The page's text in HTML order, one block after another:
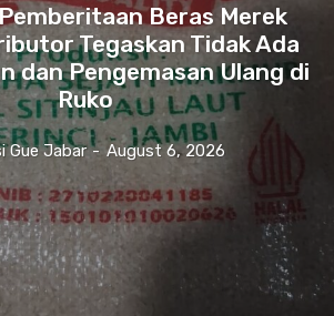
Beras Merek
Tegaskan Tidak Ada
dan Pengemasan Ulang di
Ruko
Gue Jabar - August 6, 2026